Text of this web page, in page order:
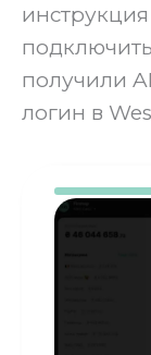
получили
логин в